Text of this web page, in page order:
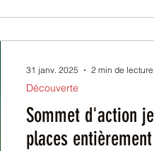
Sommet d'action
places
Découverte
31 janv. 2025 2 min de lecture